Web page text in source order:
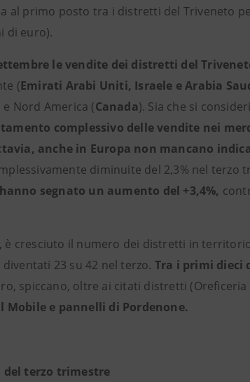
al primo posto tra i distretti del Triveneto
di euro).
le vendite dei distretti del
(Emirati Arabi Uniti, Israele e Arabia
e Nord America (Canada). Sia che si
complessivo delle vendite nei
anche in Europa non mancano
diminuite del 2,3% nel terzo
segnato un aumento del +3,4%,
è cresciuto il numero dei distretti in
23 su 42 nel terzo. Tra i primi dieci
spiccano, oltre ai citati distretti (Oreficeria
Mobile e pannelli di Pordenone.
del terzo trimestre